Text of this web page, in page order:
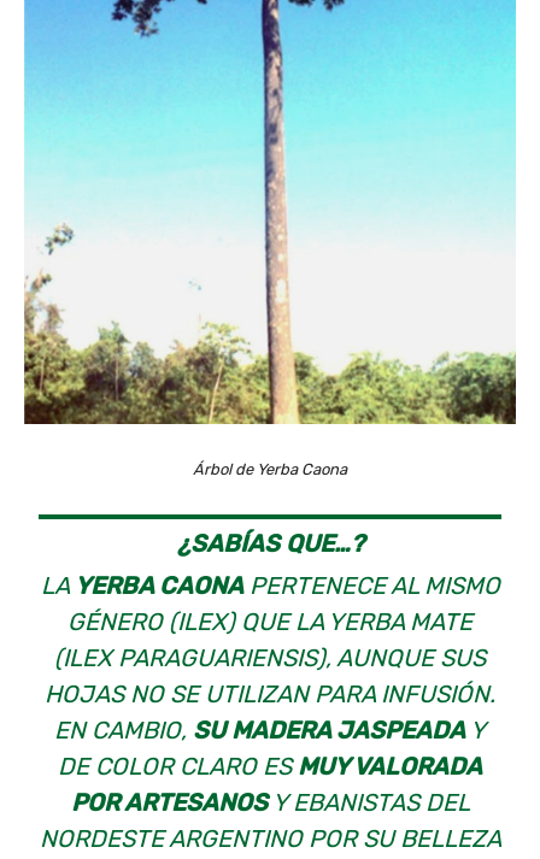
Árbol de Yerba Caona
¿SABÍAS QUE…?
LA YERBA CAONAPERTENECE AL MISMO
GÉNERO (ILEX) QUE LA YERBA MATE
(ILEX PARAGUARIENSIS), AUNQUE SUS
HOJAS NO SE UTILIZAN PARA INFUSIÓN.
EN CAMBIO, SU MADERA JASPEADAY
DE COLOR CLARO ESMUY VALORADA
POR ARTESANOSY EBANISTAS DEL
NORDESTE ARGENTINO POR SU BELLEZA